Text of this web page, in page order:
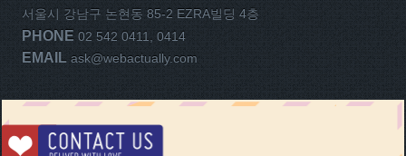
서울시 강남구 논현동 85-2 EZRA빌딩 4층
PHONE 02 542 0411, 0414
EMAIL ask@webactually.com